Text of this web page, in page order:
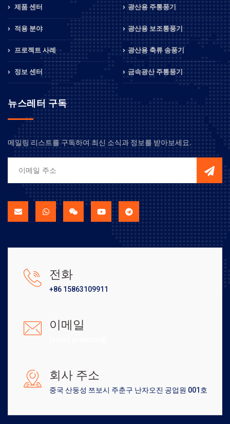
제품 센터
적용 분야
프로젝트 사례
정보 센터
광산용 주통풍기
광산용 보조통풍기
광산용 축류 송풍기
금속광산 주통풍기
뉴스레터 구독
메일링 리스트를 구독하여 최신 소식과 정보를 받아보세요.
전화
+86 15863109911
이메일
회사 주소
중국 산둥성 쯔보시 주춘구 난자오진 공업원 001호